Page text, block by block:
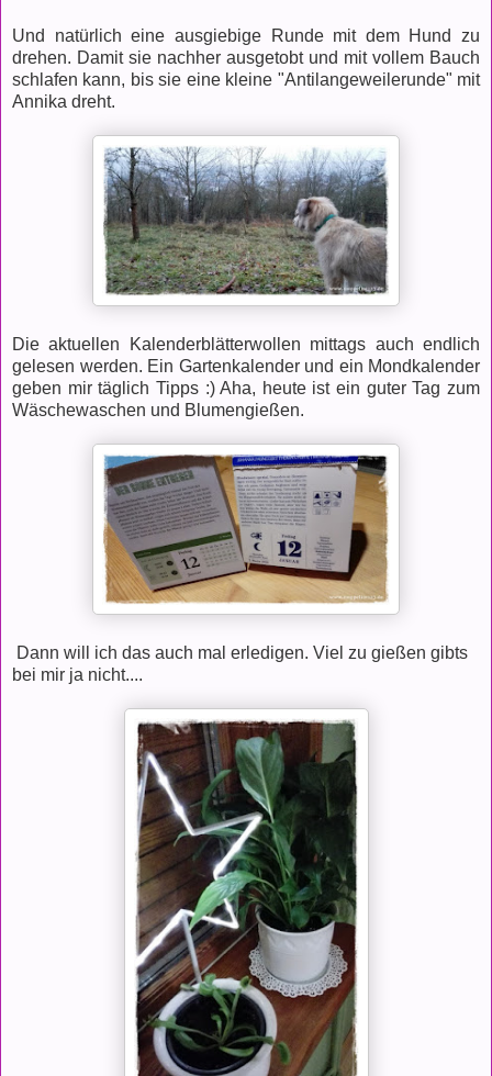
Und natürlich eine ausgiebige Runde mit dem Hund zu
drehen. Damit sie nachher ausgetobt und mit vollem Bauch
schlafen kann, bis sie eine kleine "Antilangeweilerunde" mit
Annika dreht.
Die aktuellen Kalenderblätterwollen mittags auch endlich
gelesen werden. Ein Gartenkalender und ein Mondkalender
geben mir täglich Tipps :) Aha, heute ist ein guter Tag zum
Wäschewaschen und Blumengießen.
Dann will ich das auch mal erledigen. Viel zu gießen gibts
bei mir ja nicht....